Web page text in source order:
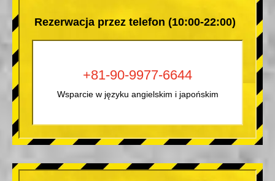
Rezerwacja przez telefon (10:00-22:00)
+81-90-9977-6644
Wsparcie w języku angielskim i japońskim